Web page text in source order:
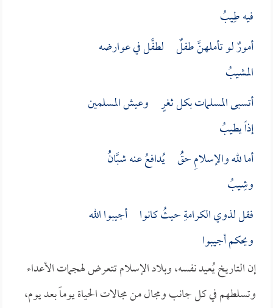
فيه طِيبُ
أمورٌ لو تأملهنَّ طفلٌ لطفَّل في عوارضه
المشيبُ
أتسبى المسلمات بكل ثغرٍ وعيش المسلمين
إذاً يطيبُ
أما لله والإسلامِ حقُُ يُدافعُ عنه شبَّانُُ
وشِيبُ
فقل لذوي الكرامةِ حيثُ كانوا أجيبوا الله
ويحكم أجيبوا
إن التاريخ يُعيد نفسه، وبلاد الإسلام تتعرض لهجمات الأعداء
وتسلطهم في كل جانب ومجال من مجالات الحياة يوماً بعد يوم،